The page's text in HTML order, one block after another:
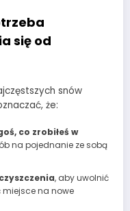
się od
snów
że:
co zrobiłeś w
na pojednanie ze sobą
, aby uwolnić
na nowe